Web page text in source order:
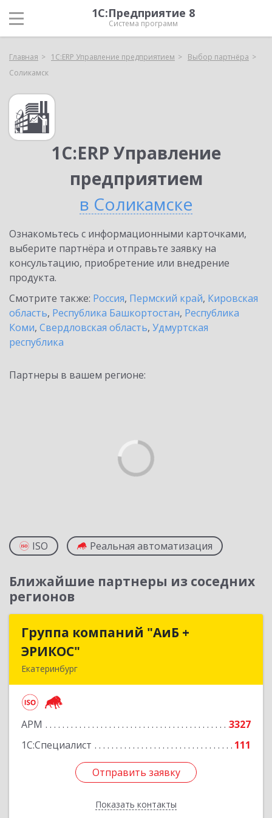
1С:Предприятие 8
Система программ
Главная 1С:ERP Управление предприятием
Выбор партнёра
Соликамск
1С:ERP Управление
предприятием
в Соликамске
Ознакомьтесь с информационными карточками,
выберите партнёра и отправьте заявку на
консультацию, приобретение или внедрение
продукта.
Смотрите также: Россия, Пермский край, Кировская
область, Республика Башкортостан, Республика
Коми, Свердловская область, Удмуртская
республика
Партнеры в вашем регионе:
ISO Реальная автоматизация
Ближайшие партнеры из соседних
регионов
Группа компаний "АиБ +
ЭРИКОС"
Екатеринбург
АРМ
3327
1С:Специалист
111
Отправить заявку
Показать контакты
Группа компаний "АиБ +
Подробнее
Отправить заявку
Назад